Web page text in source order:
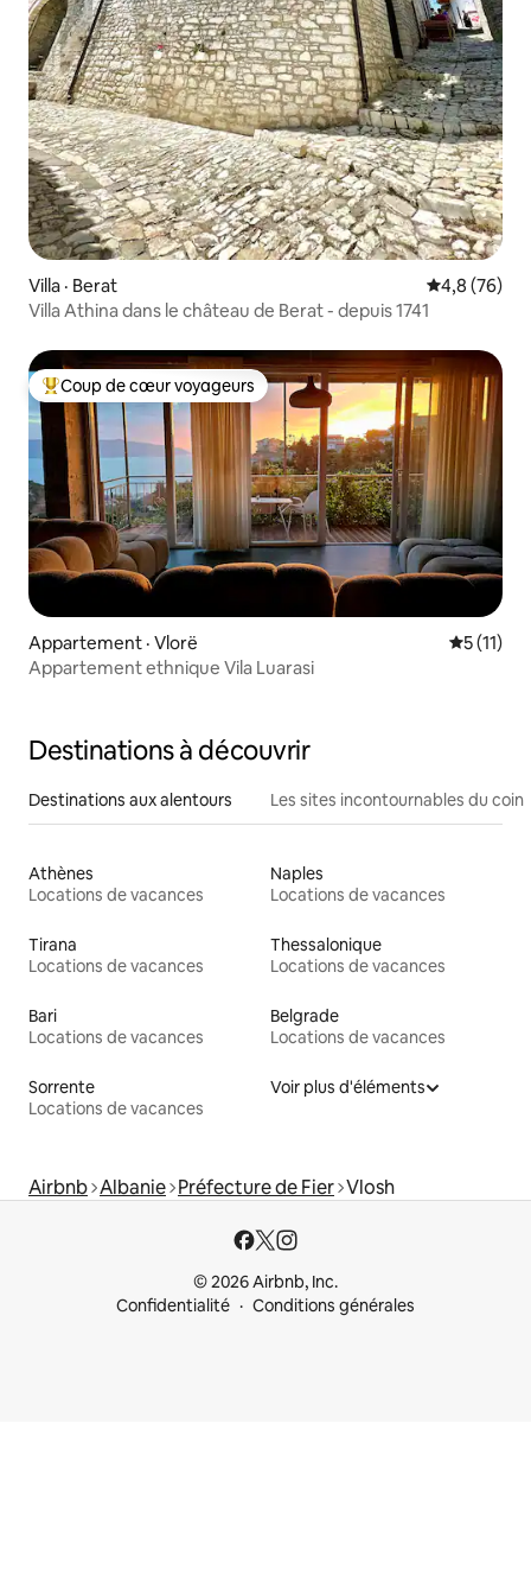
Villa · Berat Note
4,8 (76)
Villa Athina dans le château de Berat - depuis 1741
Coup de cœur voyageurs parmi les plus aimés
Coup de cœur voyageurs
Appartement · Vlorë Note
5 (11)
Appartement ethnique Vila Luarasi
Destinations à découvrir
Destinations aux alentours Les sites incontournables du coin
Athènes
Locations de vacances
Naples
Locations de vacances
Tirana
Locations de vacances
Thessalonique
Locations de vacances
Bari
Locations de vacances
Belgrade
Locations de vacances
Sorrente
Locations de vacances
Voir plus d'éléments
Airbnb Albanie Préfecture de Fier Vlosh
© 2026 Airbnb, Inc.
Confidentialité
Conditions générales